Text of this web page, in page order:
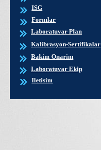
ISG
Formlar
Laboratuvar Plan
Kalibrasyon-Sertifikalar
Bakim Onarim
Laboratuvar Ekip
Iletisim